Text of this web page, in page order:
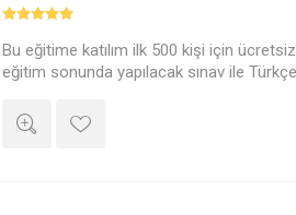
Bu eğitime katılım ilk 500 kişi için
eğitim sonunda yapılacak sınav ile
"Lab Akademi Dijital Başarı Sertifikası"
istemiyorsanız "Sertifika Talebi"